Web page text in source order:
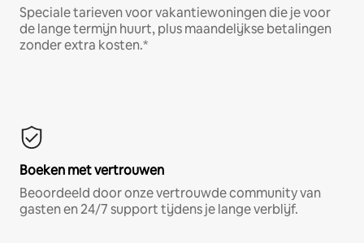
Speciale tarieven voor vakantiewoningen die je voor
de lange termijn huurt, plus maandelijkse betalingen
zonder extra kosten.*
Boeken met vertrouwen
Beoordeeld door onze vertrouwde community van
gasten en 24/7 support tijdens je lange verblijf.